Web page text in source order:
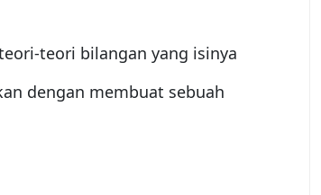
teori bilangan yang isinya
dengan membuat sebuah